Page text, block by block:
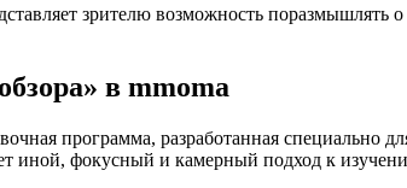
зрителю возможность
в mmoma
программа, разработанная специально
иной, фокусный и камерный подход к